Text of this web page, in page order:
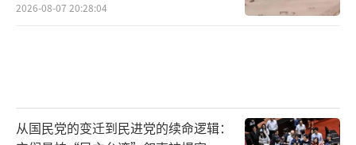
2026-08-07 20:28:04
从国民党的变迁到民进党的续命逻辑：